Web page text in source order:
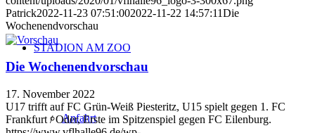
STADION AM ZOO
Anfahrt
Patrick2022-11-23 07:51:002022-11-22 14:57:11Die
Wochenendvorschau
Die Wochenendvorschau
17. November 2022
U17 trifft auf FC Grün-Weiß Piesteritz, U15 spielt gegen 1. FC
Frankfurt / Oder, Erste im Spitzenspiel gegen FC Eilenburg.